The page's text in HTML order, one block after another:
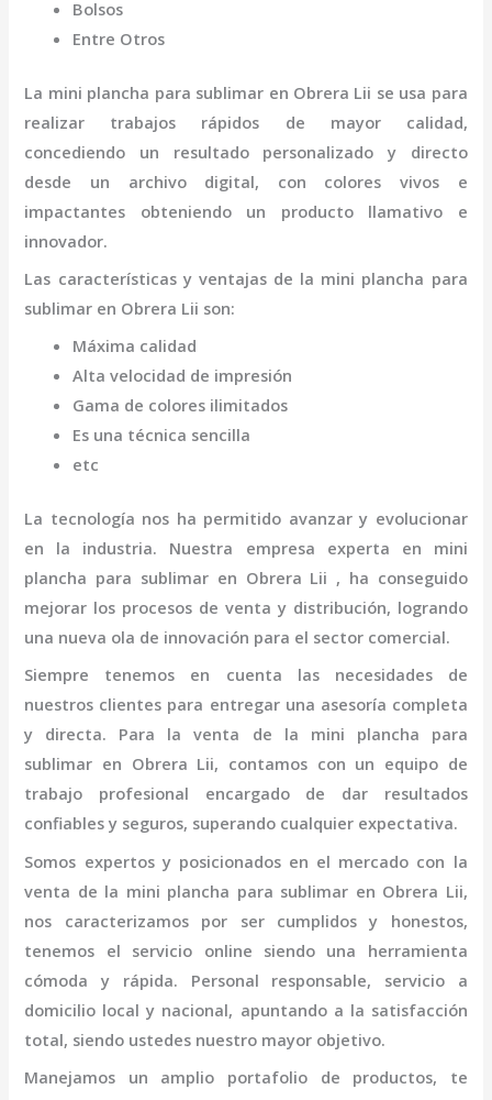
Bolsos
Entre Otros
La mini plancha para sublimar en Obrera Lii se usa para
realizar trabajos rápidos de mayor calidad,
concediendo un resultado personalizado y directo
desde un archivo digital, con colores vivos e
impactantes obteniendo un producto llamativo e
innovador.
Las características y ventajas de la mini plancha para
sublimar en Obrera Lii son:
Máxima calidad
Alta velocidad de impresión
Gama de colores ilimitados
Es una técnica sencilla
etc
La tecnología nos ha permitido avanzar y evolucionar
en la industria. Nuestra empresa experta en mini
plancha para sublimaren Obrera Lii , ha conseguido
mejorar los procesos de venta y distribución, logrando
una nueva ola de innovación para el sector comercial.
Siempre tenemos en cuenta las necesidades de
nuestros clientes para entregar una asesoría completa
y directa. Para la venta de la mini
plancha para
sublimar en Obrera Lii, contamos con un equipo de
trabajo profesional encargado de dar resultados
confiables y seguros, superando cualquier expectativa.
Somos expertos y posicionados en el mercado con la
venta de la mini plancha para sublimar en Obrera Lii,
nos caracterizamos por ser cumplidos y honestos,
tenemos el servicio online siendo una herramienta
cómoda y rápida. Personal responsable, servicio a
domicilio local y nacional, apuntando a la satisfacción
total, siendo ustedes nuestro mayor objetivo.
Manejamos un amplio portafolio de productos, te